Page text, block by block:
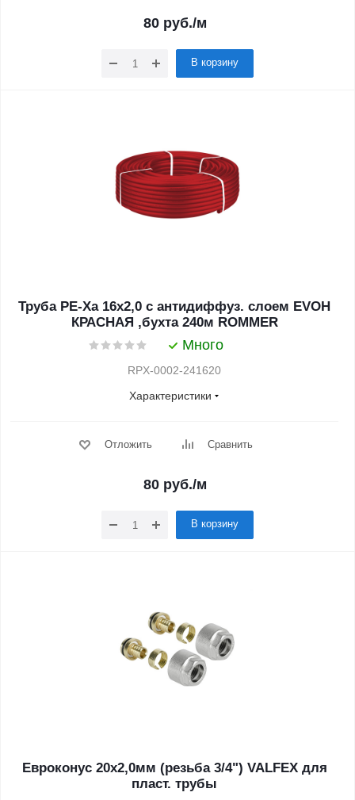
80руб./м
В корзину
Труба PE-Xa 16х2,0 с антидиффуз. слоем EVOH
КРАСНАЯ ,бухта 240м ROMMER
Много
RPX-0002-241620
Характеристики
Отложить Сравнить
80руб./м
В корзину
Евроконус 20х2,0мм (резьба 3/4") VALFEX для
пласт. трубы